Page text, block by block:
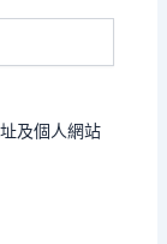
及個人網站